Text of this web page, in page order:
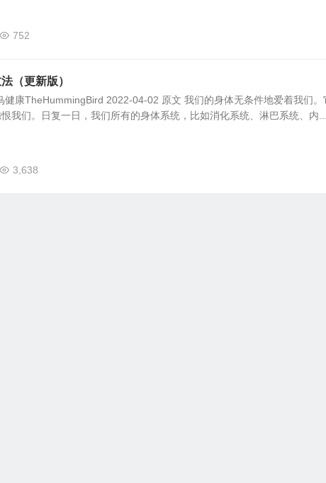
752
（更新版）
健康TheHummingBird 2022-04-02 原文 我们的身体无条件地爱着我们。
我们。日复一日，我们所有的身体系统，比如消化系统、淋巴系统、内...
3,638